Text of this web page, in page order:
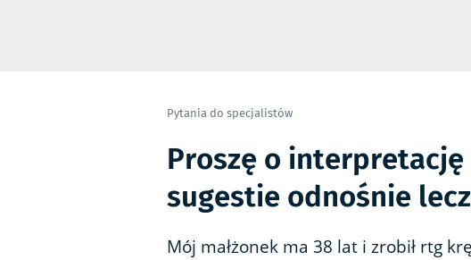
Pytania do specjalistów
Proszę o
sugestie odnośnie
Mój małżonek ma 38 lat i zrobił rtg